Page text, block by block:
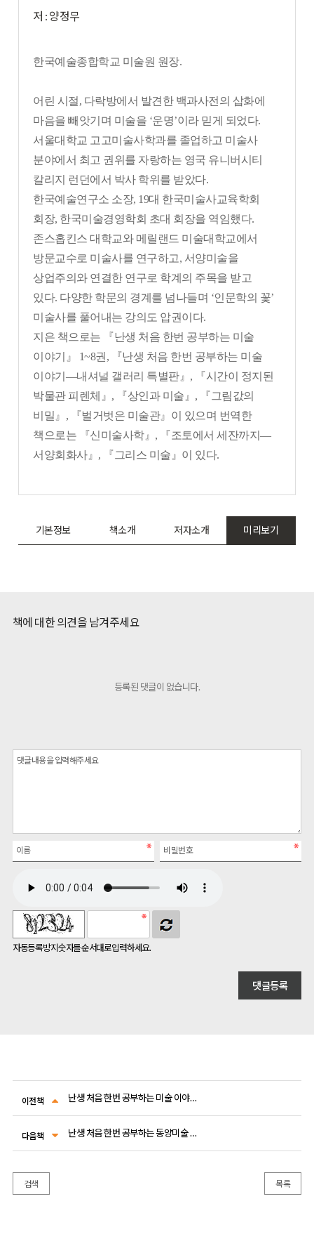
저 : 양정무
한국예술종합학교 미술원 원장.
어린 시절, 다락방에서 발견한 백과사전의 삽화에
마음을 빼앗기며 미술을 ‘운명’이라 믿게 되었다.
서울대학교 고고미술사학과를 졸업하고 미술사
분야에서 최고 권위를 자랑하는 영국 유니버시티
칼리지 런던에서 박사 학위를 받았다.
한국예술연구소 소장, 19대 한국미술사교육학회
회장, 한국미술경영학회 초대 회장을 역임했다.
존스홉킨스 대학교와 메릴랜드 미술대학교에서
방문교수로 미술사를 연구하고, 서양미술을
상업주의와 연결한 연구로 학계의 주목을 받고
있다. 다양한 학문의 경계를 넘나들며 ‘인문학의 꽃’
미술사를 풀어내는 강의도 압권이다.
지은 책으로는 『난생 처음 한번 공부하는 미술
이야기』 1~8권,
『난생 처음 한번 공부하는 미술
이야기 ―내셔널 갤러리 특별판』,
『시간이 정지된
박물관 피렌체』, 『상인과 미술』, 『그림값의
비밀』, 『벌거벗은 미술관』이 있으며 번역한
책으로는 『신미술사학』, 『조토에서 세잔까지―
서양회화사』, 『그리스 미술』이 있다.
기본정보 책소개 저자소개 미리보기
책에 대한 의견을 남겨주세요
등록된 댓글이 없습니다.
자동등록방지 숫자를 순서대로 입력하세요.
이전책 난생 처음 한번 공부하는 미술 이야기 8
다음책 난생 처음 한번 공부하는 동양미술 이야기 3
검색 목록